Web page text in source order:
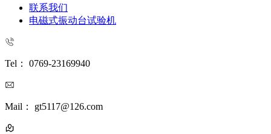
联系我们
电磁式振动台试验机
Tel： 0769-23169940
Mail： gt5117@126.com